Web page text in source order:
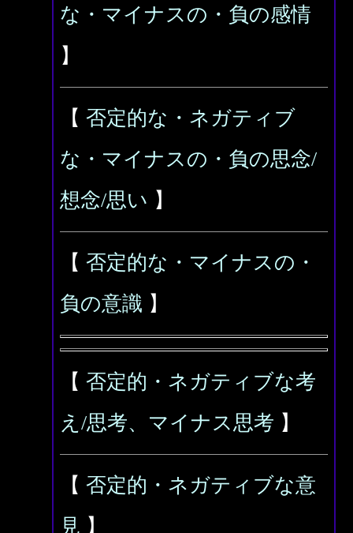
な・マイナスの・負の感情
】
【 否定的な・ネガティブ
な・マイナスの・負の思念/
想念/思い 】
【 否定的な・マイナスの・
負の意識 】
【 否定的・ネガティブな考
え/思考、マイナス思考 】
【 否定的・ネガティブな意
見 】